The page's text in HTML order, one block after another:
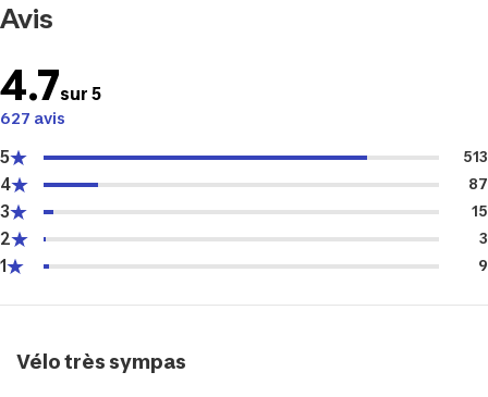
Avis
4.7sur 5
627 avis
5 513
4 87
3 15
2 3
1 9
Vélo très sympas